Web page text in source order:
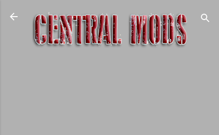
Pular para o conteúdo principal